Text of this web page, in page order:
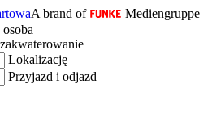
A brand of
Mediengruppe
osoba
Lokalizację
Przyjazd i odjazd